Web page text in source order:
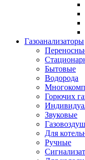
Газоанализаторы
Бытовые
Водорода
Горючих
Звуковые
Для
Ручные